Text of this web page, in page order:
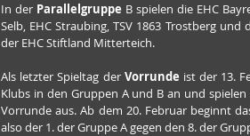
In der Parallelgruppe B spielen die EHC
Selb, EHC Straubing, TSV 1863 Trostberg
der EHC Stiftland Mitterteich.
Als letzter Spieltag der Vorrunde ist der 13.
Klubs in den Gruppen A und B an und
Vorrunde aus. Ab dem 20. Februar beginnt
also der 1. der Gruppe A gegen den 8. der